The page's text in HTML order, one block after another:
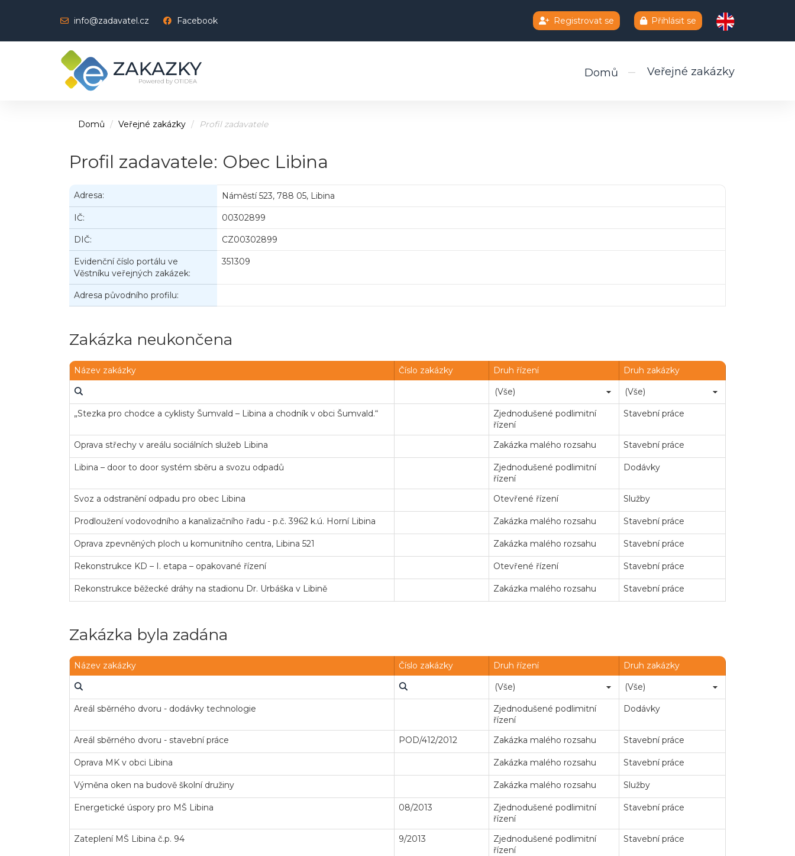
info@zadavatel.cz Facebook Registrovat se Přihlásit se
Domů Veřejné zakázky
Domů Veřejné zakázky Profil zadavatele
Profil zadavatele: Obec Libina
Adresa: Náměstí 523, 788 05, Libina
IČ: 00302899
DIČ: CZ00302899
Evidenční číslo portálu ve
Věstníku veřejných zakázek:
351309
Adresa původního profilu:
Zakázka neukončena
Název zakázky Číslo zakázky Druh řízení Druh zakázky
„Stezka pro chodce a cyklisty Šumvald – Libina a chodník v obci Šumvald.“
Zjednodušené podlimitní
řízení
Stavební práce
Oprava střechy v areálu sociálních služeb Libina Zakázka malého rozsahu Stavební práce
Libina – door to door systém sběru a svozu odpadů
Zjednodušené podlimitní
řízení
Dodávky
Svoz a odstranění odpadu pro obec Libina Otevřené řízení Služby
Prodloužení vodovodního a kanalizačního řadu - p.č. 3962 k.ú. Horní Libina Zakázka malého rozsahu Stavební práce
Oprava zpevněných ploch u komunitního centra, Libina 521 Zakázka malého rozsahu Stavební práce
Rekonstrukce KD – I. etapa – opakované řízení Otevřené řízení Stavební práce
Rekonstrukce běžecké dráhy na stadionu Dr. Urbáška v Libině Zakázka malého rozsahu Stavební práce
Zakázka byla zadána
Název zakázky Číslo zakázky Druh řízení Druh zakázky
Areál sběrného dvoru - dodávky technologie
Zjednodušené podlimitní
řízení
Dodávky
Areál sběrného dvoru - stavební práce POD/412/2012 Zakázka malého rozsahu Stavební práce
Oprava MK v obci Libina Zakázka malého rozsahu Stavební práce
Výměna oken na budově školní družiny Zakázka malého rozsahu Služby
Energetické úspory pro MŠ Libina 08/2013
Zjednodušené podlimitní
řízení
Stavební práce
Zateplení MŠ Libina č.p. 94 9/2013
Zjednodušené podlimitní
řízení
Stavební práce
Chatbot e-zakazky